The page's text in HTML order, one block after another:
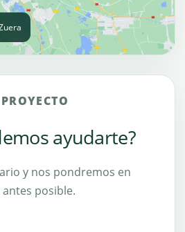
ayudarte?
y nos pondremos en
posible.